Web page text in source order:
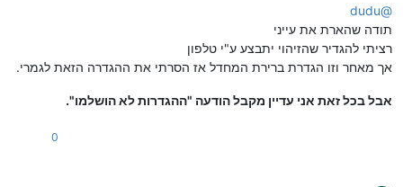
@
dudu
תודה שהארת את עייני
רציתי להגדיר שהזיהוי יתבצע ע"י טלפון
אך מאחר וזו הגדרת ברירת המחדל אז הסרתי את ההגדרה הזאת לגמרי.
אבל בכל זאת אני עדיין מקבל הודעה "ההגדרות לא הושלמו".
0